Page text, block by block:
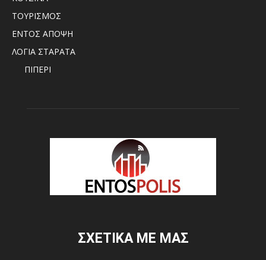
ΤΟΥΡΙΣΜΟΣ
ΕΝΤΟΣ ΑΠΟΨΗ
ΛΟΓΙΑ ΣΤΑΡΑΤΑ
ΠΙΠΕΡΙ
ΣΧΕΤΙΚΑ ΜΕ ΜΑΣ